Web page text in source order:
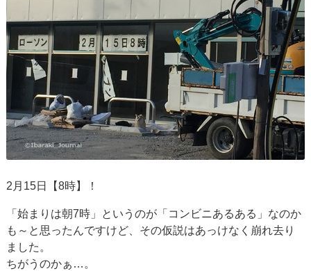
2月15日【8時】！
「始まりは朝7時」というのが「コンビニあるある」なのか
も～と思ったんですけど、その仮説はあっけなく崩れ去り
ました。
ちがうのかぁ…。